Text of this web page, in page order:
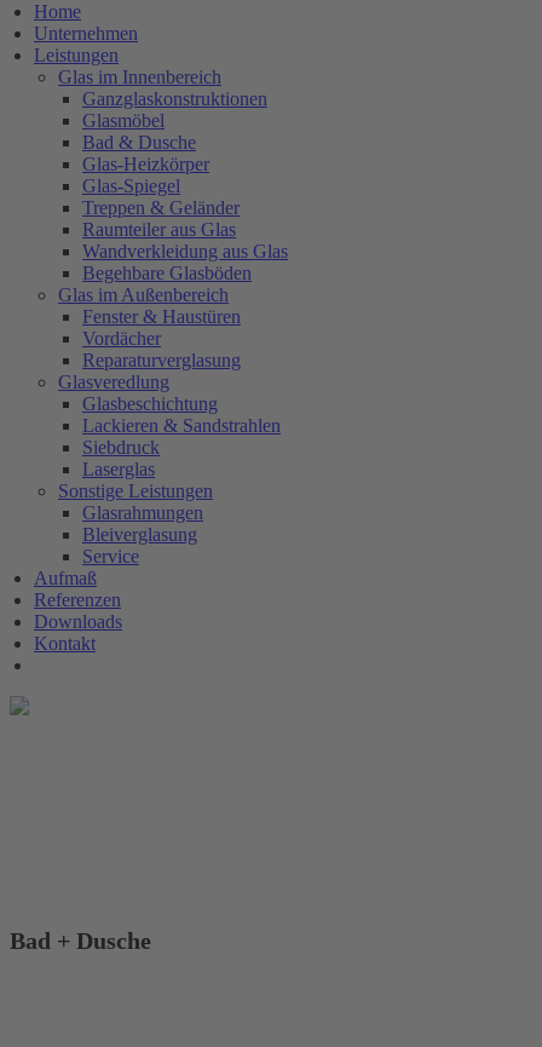
Home
Unternehmen
Leistungen
Glas im Innenbereich
Ganzglaskonstruktionen
Glasmöbel
Bad & Dusche
Glas-Heizkörper
Glas-Spiegel
Treppen & Geländer
Raumteiler aus Glas
Wandverkleidung aus Glas
Begehbare Glasböden
Glas im Außenbereich
Fenster & Haustüren
Vordächer
Reparaturverglasung
Glasveredlung
Glasbeschichtung
Lackieren & Sandstrahlen
Siebdruck
Laserglas
Sonstige Leistungen
Glasrahmungen
Bleiverglasung
Service
Aufmaß
Referenzen
Downloads
Kontakt
Bad + Dusche